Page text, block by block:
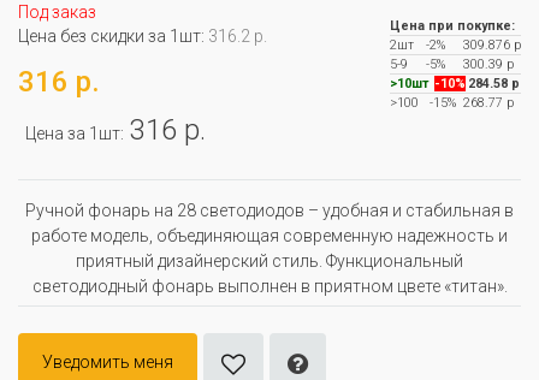
Под заказ
Цена без скидки за 1шт: 316.2 р.
316 р.
Цена за 1шт: 316 р.
Цена при покупке:
2шт
-2%
309.876 р
5-9
-5%
300.39 р
>10шт -10% 284.58 р
>100
-15% 268.77 р
Ручной фонарь на 28 светодиодов – удобная и стабильная в
работе модель, объединяющая современную надежность и
приятный дизайнерский стиль. Функциональный
светодиодный фонарь выполнен в приятном цвете «титан».
Уведомить меня